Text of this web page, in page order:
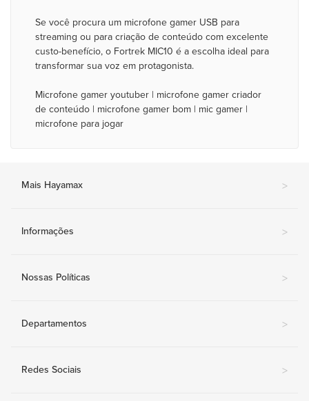
Se você procura um microfone gamer USB para
streaming ou para criação de conteúdo com excelente
custo-benefício, o Fortrek MIC10 é a escolha ideal para
transformar sua voz em protagonista.
Microfone gamer youtuber | microfone gamer criador
de conteúdo | microfone gamer bom | mic gamer |
microfone para jogar
Mais Hayamax >
Informações >
Nossas Políticas >
Departamentos >
Redes Sociais >